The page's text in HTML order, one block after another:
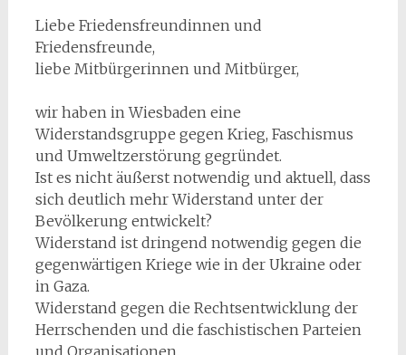
Liebe Friedensfreundinnen und
Friedensfreunde,
liebe Mitbürgerinnen und Mitbürger,
wir haben in Wiesbaden eine
Widerstandsgruppe gegen Krieg, Faschismus
und Umweltzerstörung gegründet.
Ist es nicht äußerst notwendig und aktuell, dass
sich deutlich mehr Widerstand unter der
Bevölkerung entwickelt?
Widerstand ist dringend notwendig gegen die
gegenwärtigen Kriege wie in der Ukraine oder
in Gaza.
Widerstand gegen die Rechtsentwicklung der
Herrschenden und die faschistischen Parteien
und Organisationen.